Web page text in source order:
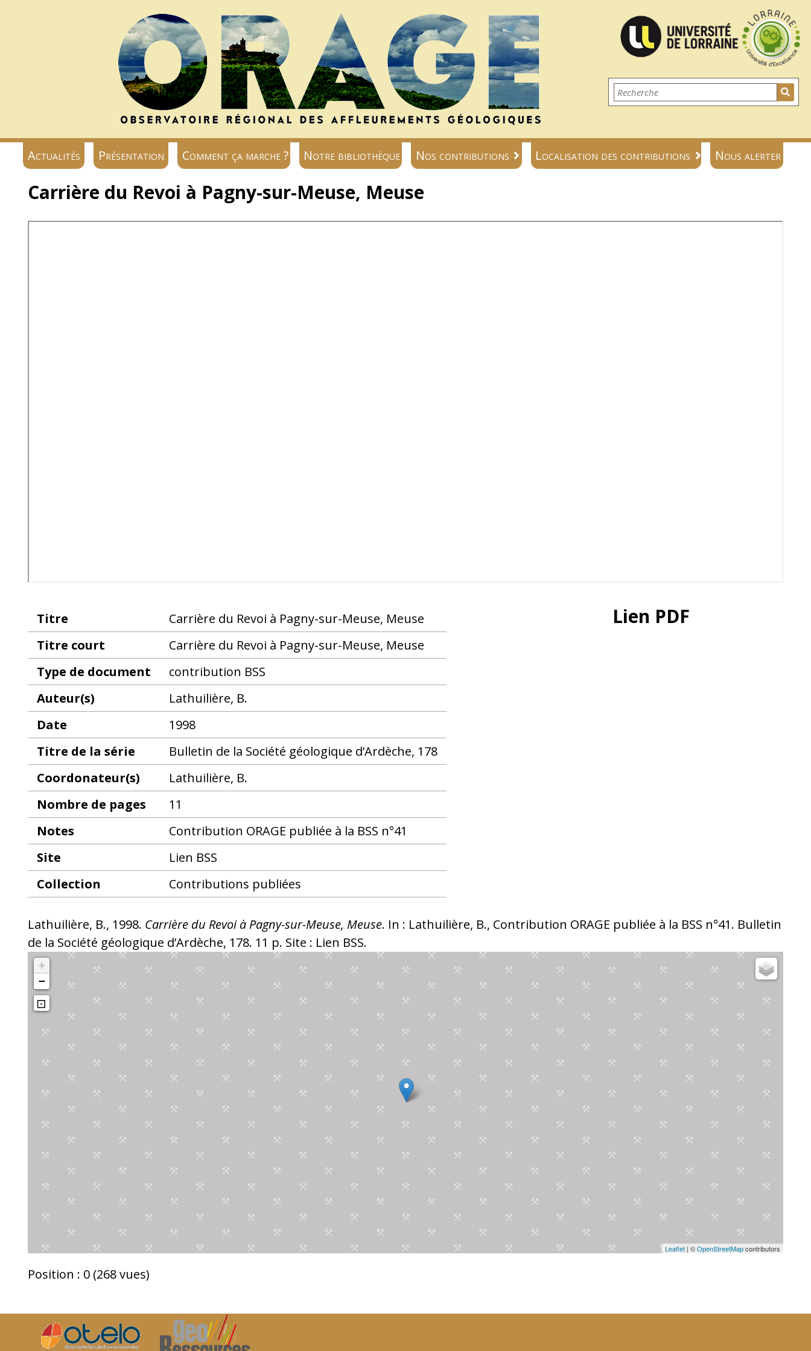
Actualités Présentation Comment ça marche ? Notre bibliothèque Nos contributions Localisation des contributions Nous alerter
Carrière du Revoi à Pagny-sur-Meuse, Meuse
Titre
Carrière du Revoi à Pagny-sur-Meuse, Meuse
Titre court
Carrière du Revoi à Pagny-sur-Meuse, Meuse
Type de document
contribution BSS
Auteur(s)
Lathuilière, B.
Date
1998
Titre de la série
Bulletin de la Société géologique d’Ardèche, 178
Coordonateur(s)
Lathuilière, B.
Nombre de pages
11
Notes
Contribution ORAGE publiée à la BSS n°41
Site
Lien BSS
Collection
Contributions publiées
Lien PDF
Lathuilière, B., 1998. Carrière du Revoi à Pagny-sur-Meuse, Meuse. In : Lathuilière, B., Contribution ORAGE publiée à la BSS n°41. Bulletin
de la Société géologique d’Ardèche, 178. 11 p. Site : Lien BSS.
+
−
⊡
Leaflet | ©OpenStreetMapcontributors
Position : 0(268vues)